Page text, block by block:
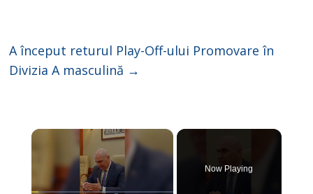
A început returul Play-Off-ului Promovare în
Divizia A masculină →
×
Now Playing